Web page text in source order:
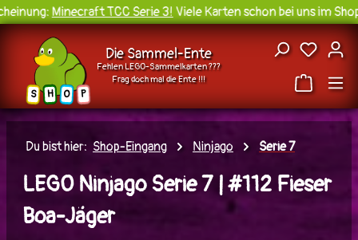
Zum Hauptinhalt springen
Minecraft TCC Serie 3!Viele Karten schon bei uns im
S H O P
Die Sammel-Ente
Fehlen LEGO-Sammelkarten ???
Frag doch mal die Ente !!!
Du
Du bist hier: Shop-Eingang Ninjago Serie 7
LEGO Ninjago Serie 7 | #112 Fieser
Boa-Jäger